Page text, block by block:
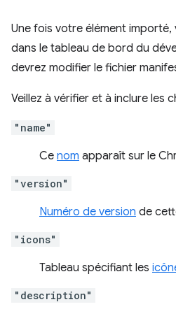
Une fois votre élément
dans le tableau de bord du
devrez modifier le fichier
Veillez à vérifier et à inclure les
"name"
Ce nom apparaît sur le
"version"
Numéro de version de
"icons"
Tableau spécifiant les
"description"